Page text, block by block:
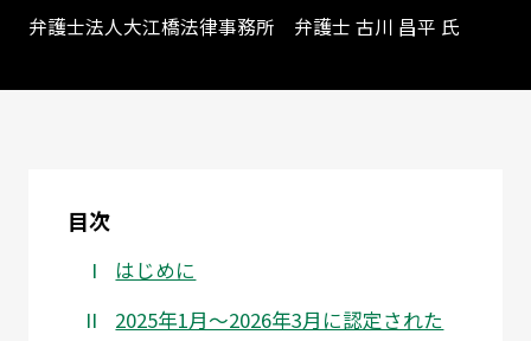
弁護士法人大江橋法律事務所 弁護士 古川 昌平 氏
目次
はじめに
2025年1月～2026年3月に認定された